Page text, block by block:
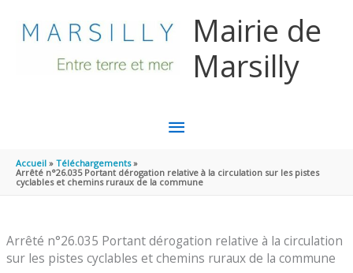
Mairie de
Marsilly
MENU
PRINCIPAL
Accueil
Téléchargements
Arrêté n°26.035 Portant dérogation relative à la circulation sur les pistes
cyclables et chemins ruraux de la commune
Arrêté n°26.035 Portant dérogation relative à la circulation
sur les pistes cyclables et chemins ruraux de la commune